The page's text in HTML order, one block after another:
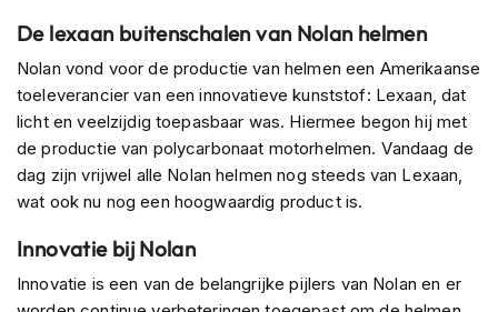
m
s
s
c
o
t
e
h
e
l
m
De lexaan buitenschalen van Nolan helmen
Nolan vond voor de productie van helmen een Amerikaanse
toeleverancier van een innovatieve kunststof: Lexaan, dat
licht en veelzijdig toepasbaar was. Hiermee begon hij met
de productie van polycarbonaat motorhelmen. Vandaag de
dag zijn vrijwel alle Nolan helmen nog steeds van Lexaan,
wat ook nu nog een hoogwaardig product is.
Innovatie bij Nolan
Innovatie is een van de belangrijke pijlers van Nolan en er